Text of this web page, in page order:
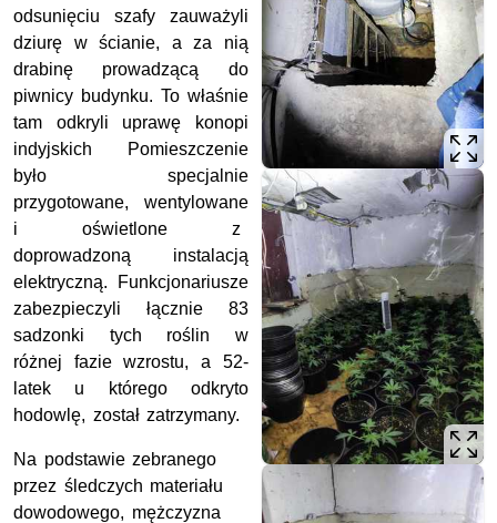
odsunięciu szafy zauważyli
dziurę w ścianie, a za nią
drabinę prowadzącą do
piwnicy budynku. To właśnie
tam odkryli uprawę konopi
indyjskich Pomieszczenie
było specjalnie
przygotowane, wentylowane
i oświetlone z
doprowadzoną instalacją
elektryczną. Funkcjonariusze
zabezpieczyli łącznie 83
sadzonki tych roślin w
różnej fazie wzrostu, a 52-
latek u którego odkryto
hodowlę, został zatrzymany.
Na podstawie zebranego
przez śledczych materiału
dowodowego, mężczyzna